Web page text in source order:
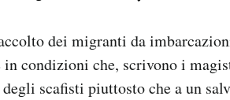
dei migranti da
in condizioni che, scrivono i
scafisti piuttosto che a un